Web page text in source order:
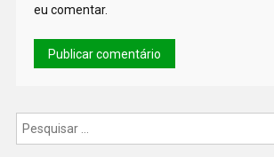
eu comentar.